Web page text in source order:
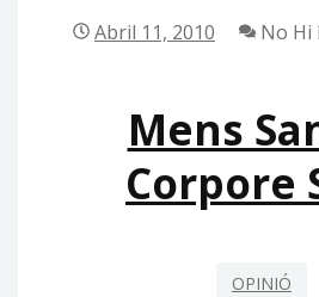
Abril 11, 2010 No Hi
Mens
Corpore
OPINIÓ